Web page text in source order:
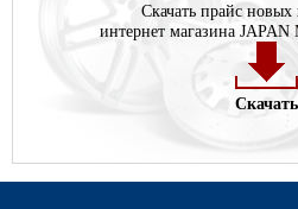
Скачать прайс новых
интернет магазина
Скачать